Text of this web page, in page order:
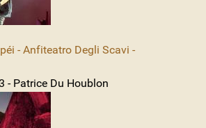
- Anfiteatro Degli Scavi -
- Patrice Du Houblon